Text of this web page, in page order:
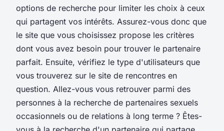
options de recherche pour limiter les choix à ceux
qui partagent vos intérêts. Assurez-vous donc que
le site que vous choisissez propose les critères
dont vous avez besoin pour trouver le partenaire
parfait. Ensuite, vérifiez le type d'utilisateurs que
vous trouverez sur le site de rencontres en
question. Allez-vous vous retrouver parmi des
personnes à la recherche de partenaires sexuels
occasionnels ou de relations à long terme ? Êtes-